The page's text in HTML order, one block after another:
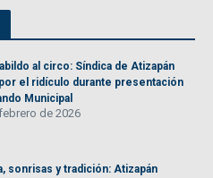
al circo: Síndica de Atizapán
el ridículo durante presentación
Municipal
de 2026
sonrisas y tradición: Atizapán